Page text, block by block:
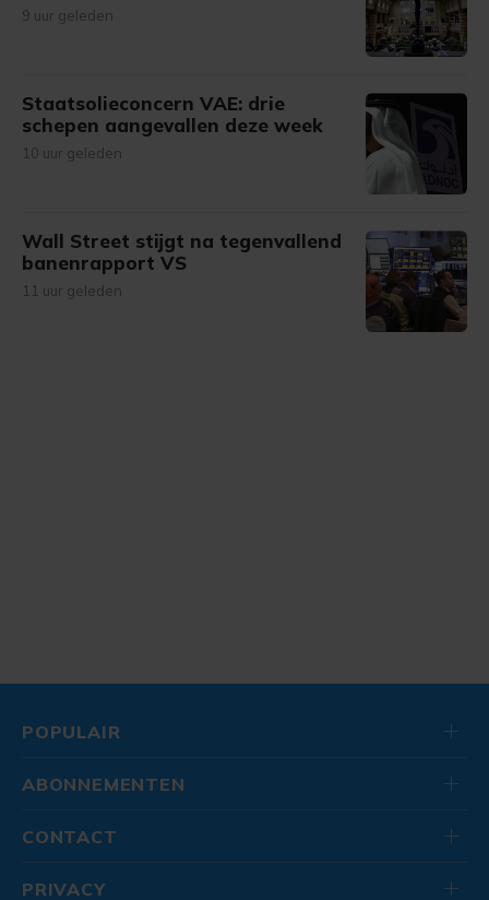
9 uur geleden
Staatsolieconcern VAE: drie
schepen aangevallen deze week
10 uur geleden
Wall Street stijgt na tegenvallend
banenrapport VS
11 uur geleden
POPULAIR
ABONNEMENTEN
CONTACT
PRIVACY